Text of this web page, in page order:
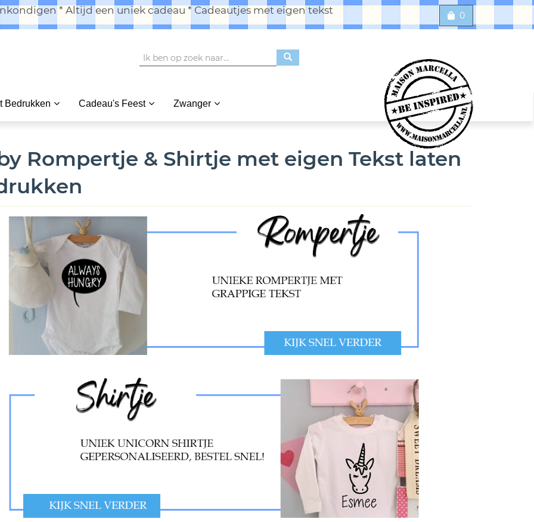
* Altijd een uniek cadeau * Cadeautjes met eigen tekst 0
Bedrukken Cadeau's Feest Zwanger
Rompertje & Shirtje met eigen Tekst laten